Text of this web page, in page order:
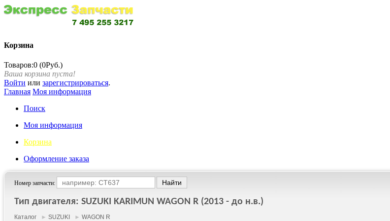
Корзина
Товаров:0 (0Руб.)
Ваша корзина пуста!
Войти или зарегистрироваться.
Главная Моя информация
Поиск
Моя информация
Корзина
Оформление заказа
Номер запчасти:
Тип двигателя: SUZUKI KARIMUN WAGON R (2013 - до н.в.)
Каталог ► SUZUKI ► WAGON R